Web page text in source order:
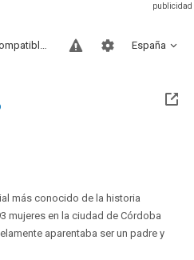
España
Sitios compatibles
19 Oct 2026 (Quedan 2 meses)
más conocido de la historia
mujeres en la ciudad de Córdoba
aparentaba ser un padre y